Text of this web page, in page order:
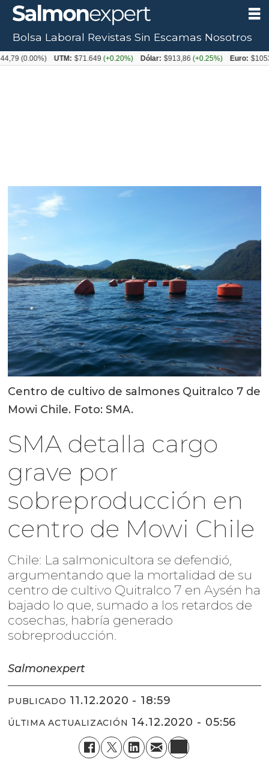
Centro de cultivo de salmones Quitralco 7 de
Mowi Chile. Foto: SMA.
SMA detalla cargo
grave por
sobreproducción en
centro de Mowi Chile
Chile: La salmonicultora se defendió,
argumentando que la mortalidad de su
centro de cultivo Quitralco 7 en Aysén ha
bajado lo que, sumado a los retardos de
cosechas, habría generado
sobreproducción.
Salmonexpert
PUBLICADO 11.12.2020 - 18:59
ÚLTIMA ACTUALIZACIÓN 14.12.2020 - 05:56
Bolsa Laboral Revistas Sin Escamas Nosotros
UTM: $71.649(+0.20%) Dólar: $913,86(+0.25%) Euro: $1053,08(-